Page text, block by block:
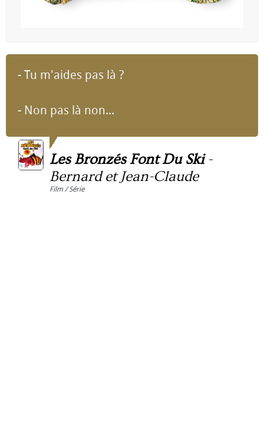
- Tu m'aides pas là ?
- Non pas là non...
Les Bronzés Font Du Ski-
Bernard et Jean-Claude
Film / Série